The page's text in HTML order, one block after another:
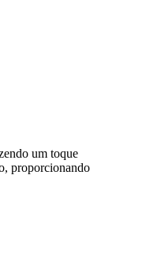
um toque
proporcionando